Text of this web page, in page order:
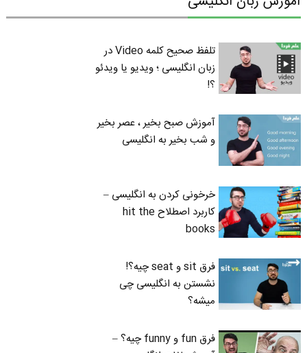
تلفظ صحیح کلمه Video در
زبان انگلیسی ؛ ویدیو یا ویدئو
؟!
آموزش صبح بخیر ، عصر بخیر
و شب بخیر به انگلیسی
خرخونی کردن به انگلیسی –
کاربرد اصطلاح hit the
books
فرق sit و seat چیه؟!
نشستن به انگلیسی چی
میشه؟
فرق fun و funny چیه؟ –